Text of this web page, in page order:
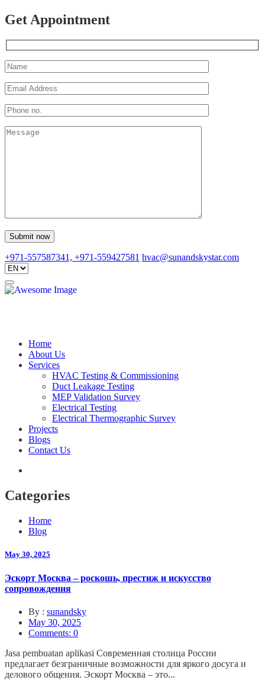
Get Appointment
+971-557587341, +971-559427581 hvac@sunandskystar.com
Toggle
navigation
Home
About Us
Services
HVAC Testing & Commissioning
Duct Leakage Testing
MEP Validation Survey
Electrical Testing
Electrical Thermographic Survey
Projects
Blogs
Contact Us
Categories
Home
Blog
May 30, 2025
Эскорт Москва – роскошь, престиж и искусство
сопровождения
By : sunandsky
May 30, 2025
Comments: 0
Jasa pembuatan aplikasi Современная столица России
предлагает безграничные возможности для яркого досуга и
делового общения. Эскорт Москва – это...